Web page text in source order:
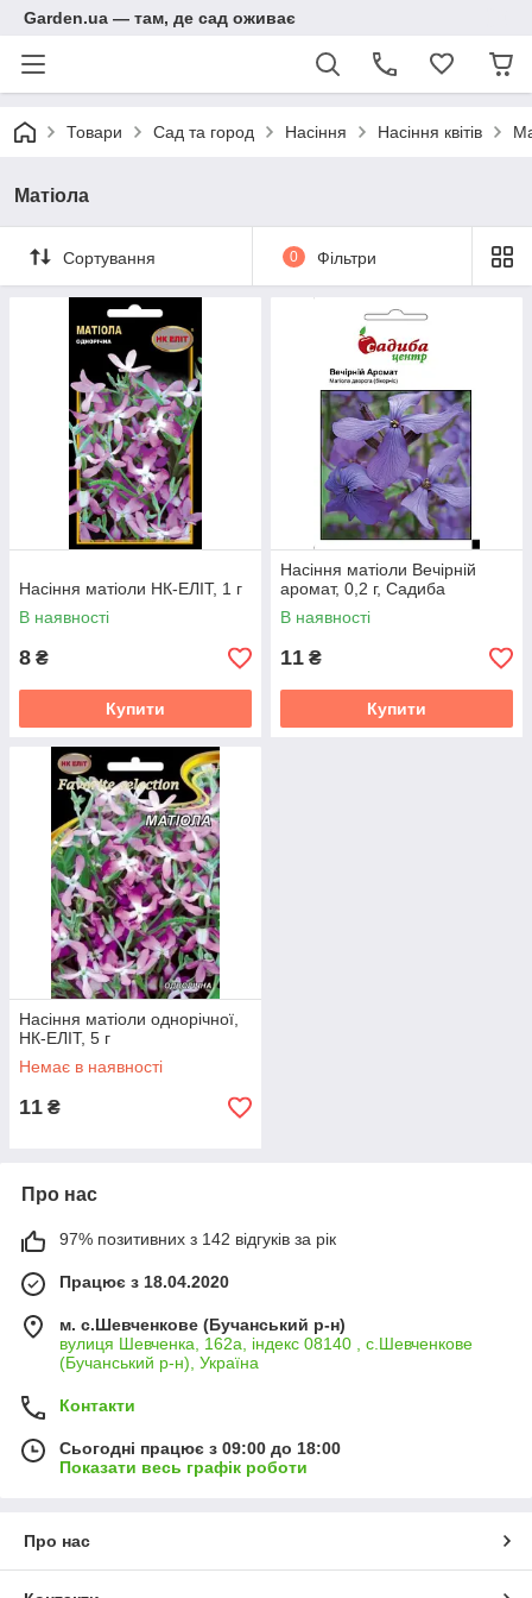
Garden.ua — там, де сад оживає
Товари Сад та город Насіння Насіння квітів
Матіола
Сортування 0 Фільтри
Насіння матіоли НК-ЕЛІТ, 1 г
В наявності
8 ₴
Купити
Насіння матіоли Вечірній
аромат, 0,2 г, Садиба
В наявності
11 ₴
Купити
Насіння матіоли однорічної,
НК-ЕЛІТ, 5 г
Немає в наявності
11 ₴
Про нас
97% позитивних з 142 відгуків за рік
Працює з 18.04.2020
м. с.Шевченкове (Бучанський р-н)
вулиця Шевченка, 162а, індекс 08140 , с.Шевченкове
(Бучанський р-н), Україна
Контакти
Сьогодні працює з 09:00 до 18:00
Показати весь графік роботи
Про нас